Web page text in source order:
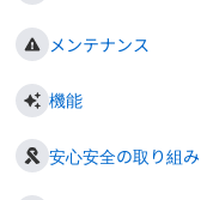
メンテナンス
機能
安心安全の取り組み